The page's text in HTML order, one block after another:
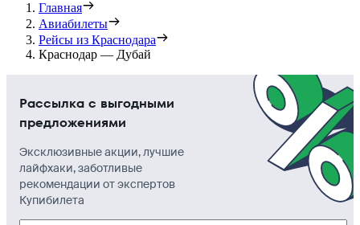
Главная
Авиабилеты
Рейсы из Краснодара
Краснодар — Дубай
Рассылка с выгодными
предложениями
Эксклюзивные акции, лучшие
лайфхаки, заботливые
рекомендации от экспертов
Купибилета